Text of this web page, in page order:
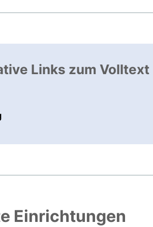
Links zum Volltext
externer Link, öffnet neues
Einrichtungen